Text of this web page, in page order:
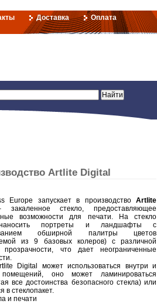
Доставка
Оплата
Artlite Digital
Europe запускает в производство Artlite
стекло, предоставляющее
возможности для печати. На стекло
портреты и ландшафты с
обширной палитры цветов
из 9 базовых колеров) с различной
прозрачности, что дает неограниченные
Digital может использоваться внутри и
оно может ламинироваться
все достоинства безопасного стекла) или
в стеклопакет.
и печати